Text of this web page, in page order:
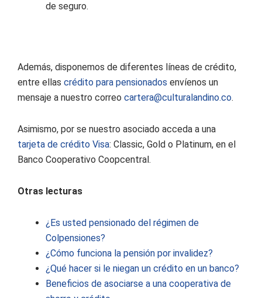
de seguro.
Además, disponemos de diferentes líneas de crédito,
entre ellas crédito para pensionados envíenos un
mensaje a nuestro correo cartera@culturalandino.co.
Asimismo, por se nuestro asociado acceda a una
tarjeta de crédito Visa: Classic, Gold o Platinum, en el
Banco Cooperativo Coopcentral.
Otras lecturas
¿Es usted pensionado del régimen de
Colpensiones?
¿Cómo funciona la pensión por invalidez?
¿Qué hacer si le niegan un crédito en un banco?
Beneficios de asociarse a una cooperativa de